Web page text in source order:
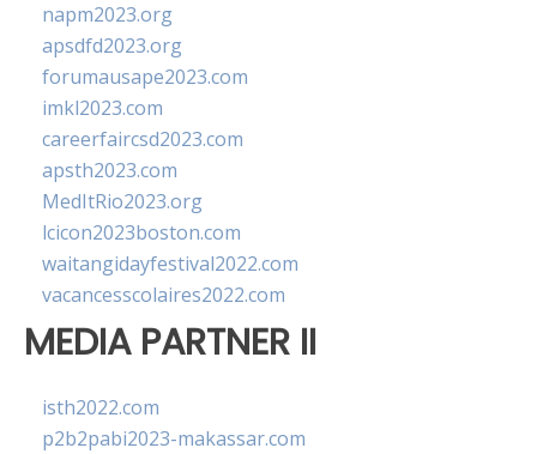
napm2023.org
apsdfd2023.org
forumausape2023.com
imkl2023.com
careerfaircsd2023.com
apsth2023.com
MedItRio2023.org
lcicon2023boston.com
waitangidayfestival2022.com
vacancesscolaires2022.com
MEDIA PARTNER II
isth2022.com
p2b2pabi2023-makassar.com